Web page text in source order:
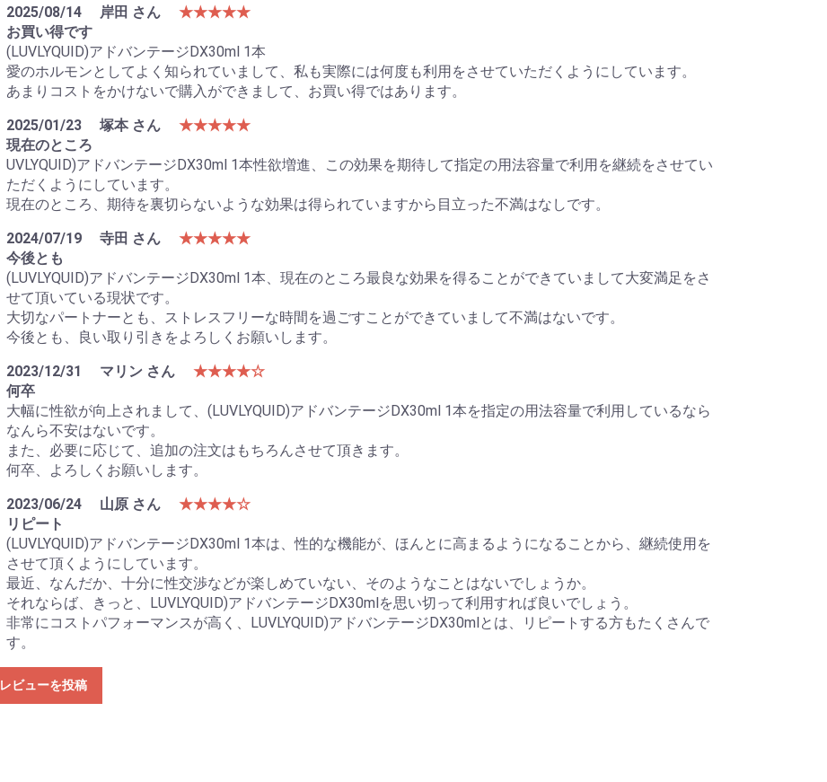
2025/08/14
岸田 さん
★★★★★
お買い得です
(LUVLYQUID)アドバンテージDX30ml 1本
愛のホルモンとしてよく知られていまして、私も実際には何度も利用をさせていただくようにしています。
あまりコストをかけないで購入ができまして、お買い得ではあります。
2025/01/23
塚本 さん
★★★★★
現在のところ
UVLYQUID)アドバンテージDX30ml 1本性欲増進、この効果を期待して指定の用法容量で利用を継続をさせてい
ただくようにしています。
現在のところ、期待を裏切らないような効果は得られていますから目立った不満はなしです。
2024/07/19
寺田 さん
★★★★★
今後とも
(LUVLYQUID)アドバンテージDX30ml 1本、現在のところ最良な効果を得ることができていまして大変満足をさ
せて頂いている現状です。
大切なパートナーとも、ストレスフリーな時間を過ごすことができていまして不満はないです。
今後とも、良い取り引きをよろしくお願いします。
2023/12/31
マリン さん
★★★★☆
何卒
大幅に性欲が向上されまして、(LUVLYQUID)アドバンテージDX30ml 1本を指定の用法容量で利用しているなら
なんら不安はないです。
また、必要に応じて、追加の注文はもちろんさせて頂きます。
何卒、よろしくお願いします。
2023/06/24
山原 さん
★★★★☆
リピート
(LUVLYQUID)アドバンテージDX30ml 1本は、性的な機能が、ほんとに高まるようになることから、継続使用を
させて頂くようにしています。
最近、なんだか、十分に性交渉などが楽しめていない、そのようなことはないでしょうか。
それならば、きっと、LUVLYQUID)アドバンテージDX30mlを思い切って利用すれば良いでしょう。
非常にコストパフォーマンスが高く、LUVLYQUID)アドバンテージDX30mlとは、リピートする方もたくさんで
す。
レビューを投稿